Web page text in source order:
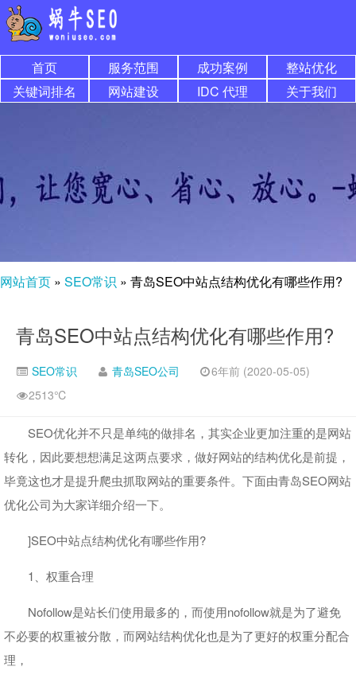
首页 服务范围 成功案例
整站优化
关键词排名
网站建设 IDC 代理 关于我们
网站首页 » SEO常识 » 青岛SEO中站点结构优化有哪些作用?
青岛SEO中站点结构优化有哪些作用?
SEO常识 青岛SEO公司
6年前 (2020-05-05)
2513℃
SEO优化并不只是单纯的做排名，其实企业更加注重的是网站
转化，因此要想想满足这两点要求，做好网站的结构优化是前提，
毕竟这也才是提升爬虫抓取网站的重要条件。下面由青岛SEO网站
优化公司为大家详细介绍一下。
]SEO中站点结构优化有哪些作用?
1、权重合理
Nofollow是站长们使用最多的，而使用nofollow就是为了避免
不必要的权重被分散，而网站结构优化也是为了更好的权重分配合
理，